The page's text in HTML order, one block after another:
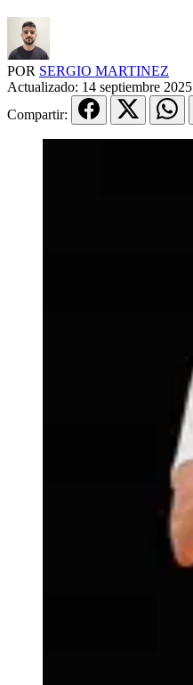
POR SERGIO MARTINEZ
Actualizado: 14 septiembre 2025
Compartir: